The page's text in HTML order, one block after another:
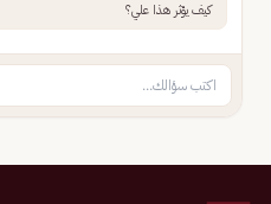
كيف يؤثر هذا علي؟